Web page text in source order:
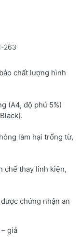
263
chất lượng hình
(A4, độ phủ 5%)
làm hại trống từ,
chế thay linh kiện,
chứng nhận an
giả